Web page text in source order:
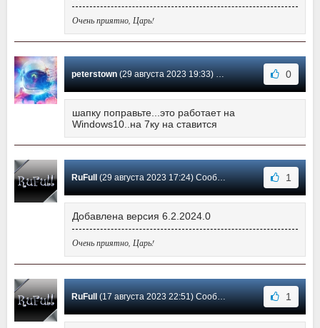
Очень приятно, Царь!
peterstown(29 августа 2023 19:33) Сообщение #7 0
шапку поправьте...это работает на
Windows10..на 7ку на ставится
RuFull (29 августа 2023 17:24) Сообщение #6 1
Добавлена версия 6.2.2024.0
Очень приятно, Царь!
RuFull (17 августа 2023 22:51) Сообщение #5 1